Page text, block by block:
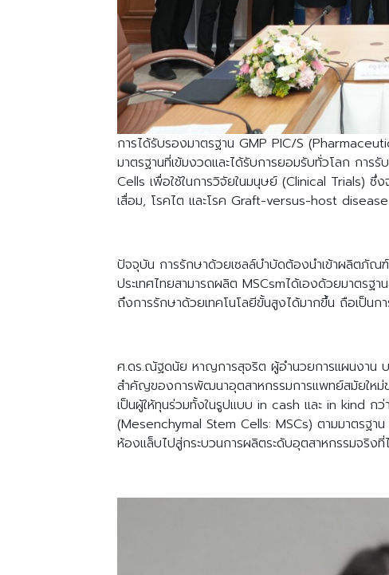
การได้รับรองมาตรฐาน GMP PIC/S
มาตรฐานที่เข้มงวดและได้รับการยอมรับทั่วโลก กา
Cells เพื่อใช้ในการวิจัยในมนุษย์ (Clinical Trials) ซึ่
เสื่อม, โรคไต และโรค Graft-versus-host
ปัจจุบัน การรักษาด้วยเซลล์บำบัดต้องนำเข้าผลิตภั
ประเทศไทยสามารถผลิต MSCsmได้เองด้วยมาตรฐ
ถึงการรักษาด้วยเทคโนโลยีขั้นสูงได้มากขึ้น ถือเป็น
ศ.ดร.ณัฐดนัย หาญการสุจริต ผู้อำนวยการแผนงาน บ
สำคัญของการพัฒนาอุตสาหกรรมการแพทย์สมัยใหม่
เป็นผู้ให้ทุนร่วมทั้งในรูปแบบ in cash และ in kind ก
(Mesenchymal Stem Cells: MSCs) ตามมาตรฐ
ห้องแล็บไปสู่กระบวนการผลิตระดับอุตสาหกรรมจริง